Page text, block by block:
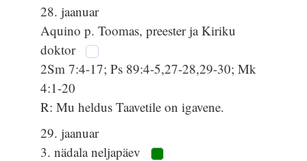
28. jaanuar
Aquino p. Toomas, preester ja Kiriku
doktor
2Sm 7:4-17; Ps 89:4-5,27-28,29-30; Mk
4:1-20
R: Mu heldus Taavetile on igavene.
29. jaanuar
3. nädala neljapäev